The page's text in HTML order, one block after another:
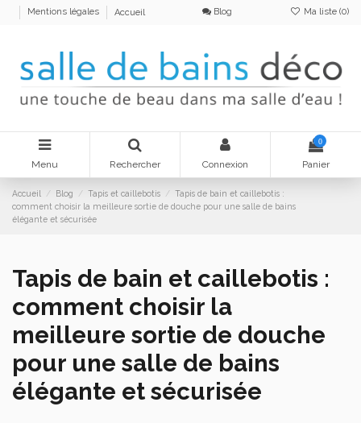
Mentions légales Accueil Blog Ma liste (0)
Menu Rechercher Connexion
0
Panier
Accueil Blog Tapis et caillebotis
Tapis de bain et caillebotis :
comment choisir la meilleure sortie de douche pour une salle de bains
élégante et sécurisée
Tapis de bain et caillebotis :
comment choisir la
meilleure sortie de douche
pour une salle de bains
élégante et sécurisée